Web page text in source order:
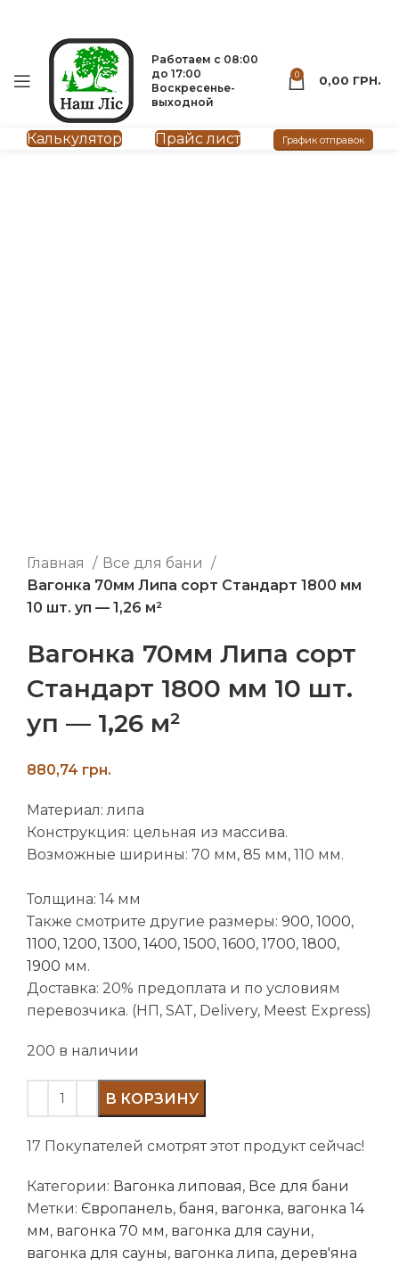
Работаем с 08:00
до 17:00
Воскресенье-
выходной
0 0,00 ГРН.
Калькулятор Прайс лист График отправок
Главная
Все для бани
Вагонка 70мм Липа сорт Стандарт 1800 мм
10 шт. уп — 1,26 м²
Вагонка 70мм Липа сорт
Стандарт 1800 мм 10 шт.
уп — 1,26 м²
грн.
Материал: липа
Конструкция: цельная из массива.
Возможные ширины: 70 мм, 85 мм, 110 мм.
Толщина: 14 мм
Также смотрите другие размеры: 900, 1000,
1100, 1200, 1300, 1400, 1500, 1600, 1700, 1800,
1900 мм.
Доставка: 20% предоплата и по условиям
перевозчика. (НП, SAT, Delivery, Meest Express)
200 в наличии
В КОРЗИНУ
17 Покупателей смотрят этот продукт сейчас!
Категории: Вагонка липовая, Все для бани
Метки: Європанель, баня, вагонка, вагонка 14
мм, вагонка 70 мм, вагонка для сауни,
вагонка для сауны, вагонка липа, дерев'яна